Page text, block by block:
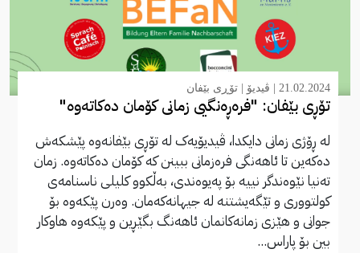
21.02.2024 | ڤیدیۆ تۆڕی بێفان
تۆڕی بێفان: "فرەڕەنگیی زمانی کۆمان دەکاتەوە"
لە ڕۆژی زمانی دایکدا، ڤیدیۆیەک لە تۆڕی بێفانەوە پێشکەش
دەکەین تا ئاهەنگی فرەزمانی ببینن کە کۆمان دەکاتەوە. زمان
تەنیا نێوەندگر نییە بۆ پەیوەندی، بەڵکوو کلیلی ناسنامەی
کولتووری و تێگەیشتنە لە جیهانەکەمان. وەرن پێکەوە بۆ
جوانی و هێزی زمانەکانمان ئاهەنگ بگێڕین و پێکەوە هاوکار
بین بۆ پاراس...